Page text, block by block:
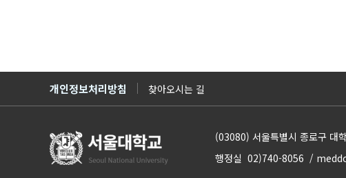
개인정보처리방침 찾아오시는 길
(03080) 서울특별시 종로구 대
행정실 02)740-8056 /